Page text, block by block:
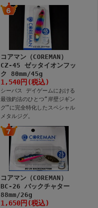
コアマン（COREMAN）
CZ-45 ゼッタイオンフッ
ク 80mm/45g
1,540円(税込)
シーバス デイゲームにおける
最強釣法のひとつ“岸壁ジギン
グ”に完全特化したスペシャル
メタルジグ。
コアマン（COREMAN）
BC-26 バックチャター
88mm/26g
1,650円(税込)